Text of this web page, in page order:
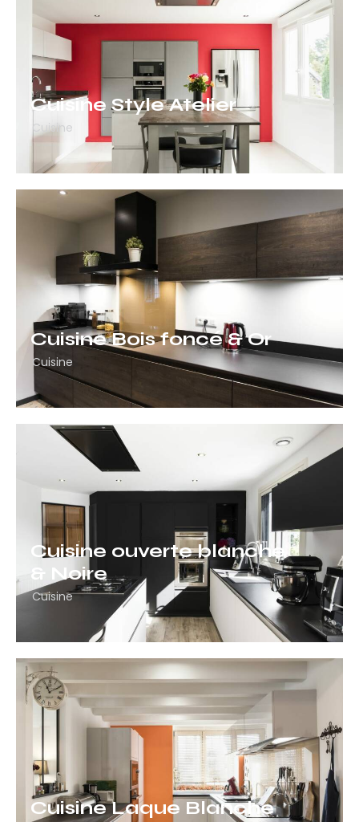
Cuisine Style Atelier
Cuisine
Cuisine Bois foncé & Or
Cuisine
Cuisine ouverte blanche
& Noire
Cuisine
Cuisine Laque Blanche